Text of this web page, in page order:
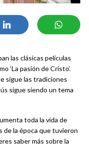
las clásicas películas
‘La pasión de Cristo’.
sigue las tradiciones
sigue siendo un tema
toda la vida de
de la época que tuvieron
saber más sobre la